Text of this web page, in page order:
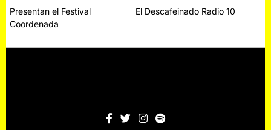
Navegación
de
entradas
Presentan el Festival
Coordenada
El Descafeinado Radio 10